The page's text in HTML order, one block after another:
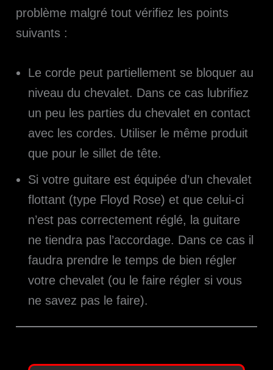
problème malgré tout vérifiez les points
suivants :
Le corde peut partiellement se bloquer au
niveau du chevalet. Dans ce cas lubrifiez
un peu les parties du chevalet en contact
avec les cordes. Utiliser le même produit
que pour le sillet de tête.
Si votre guitare est équipée d’un chevalet
flottant (type Floyd Rose) et que celui-ci
n’est pas correctement réglé, la guitare
ne tiendra pas l’accordage. Dans ce cas il
faudra prendre le temps de bien régler
votre chevalet (ou le faire régler si vous
ne savez pas le faire).